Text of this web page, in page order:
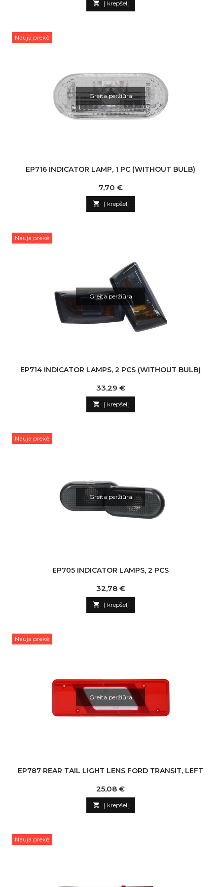
 Į krepšelį
Nauja prekė
Greita peržiūra
EP716 INDICATOR LAMP, 1 PC (WITHOUT BULB)
Kaina
7,70 €
 Į krepšelį
Nauja prekė
Greita peržiūra
EP714 INDICATOR LAMPS, 2 PCS (WITHOUT BULB)
Kaina
33,29 €
 Į krepšelį
Nauja prekė
Greita peržiūra
EP705 INDICATOR LAMPS, 2 PCS
Kaina
32,78 €
 Į krepšelį
Nauja prekė
Greita peržiūra
EP787 REAR TAIL LIGHT LENS FORD TRANSIT, LEFT
Kaina
25,08 €
 Į krepšelį
Nauja prekė